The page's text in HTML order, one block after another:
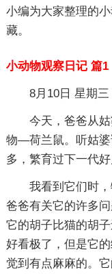
小编为大家整理的
藏。
小动物观察日记 篇1
8月10日 星期三
今天，爸爸从
物—荷兰鼠。听姑婆
多，繁育过下一代好
我看到它们时
爸爸有关它的许多
它的胡子比猫的胡
好看极了，但是它
觉到有点麻麻的。